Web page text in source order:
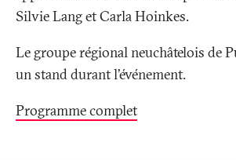
Silvie Lang et Carla Hoinkes.
Le groupe régional neuchâtelois de
un stand durant l'événement.
Programme complet